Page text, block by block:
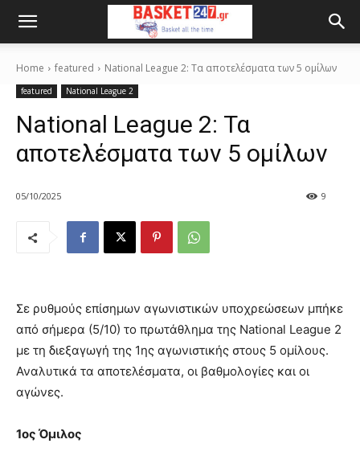
Home featured Νational League 2: Τα αποτελέσματα των 5 ομίλων
featured National League 2
Νational League 2: Τα
αποτελέσματα των 5 ομίλων
05/10/2025 9
Σε ρυθμούς επίσημων αγωνιστικών υποχρεώσεων μπήκε
από σήμερα (5/10) το πρωτάθλημα της National League 2
με τη διεξαγωγή της 1ης αγωνιστικής στους 5 ομίλους.
Αναλυτικά τα αποτελέσματα, οι βαθμολογίες και οι
αγώνες.
1ος Όμιλος